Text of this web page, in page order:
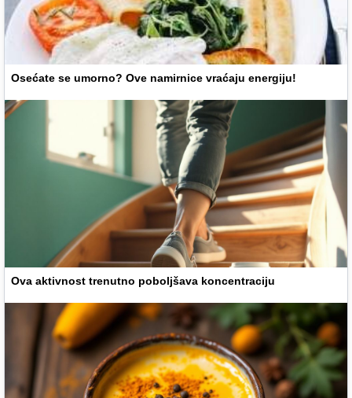
Osećate se umorno? Ove namirnice vraćaju energiju!
Ova aktivnost trenutno poboljšava koncentraciju